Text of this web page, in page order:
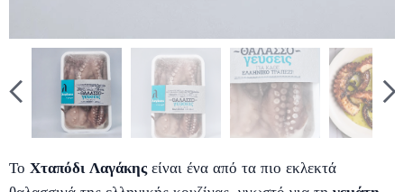
Το Χταπόδι Λαγάκηςείναι ένα από τα πιο εκλεκτά